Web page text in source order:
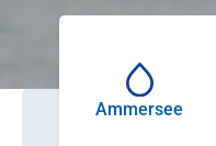
Ammersee